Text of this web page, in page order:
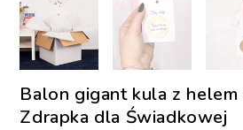
Balon gigant kula z
Zdrapka dla Świadkowej